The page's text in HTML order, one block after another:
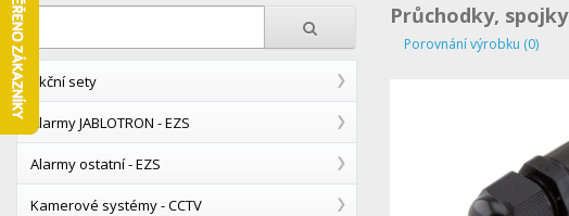
Akční sety
Alarmy JABLOTRON - EZS
Alarmy ostatní - EZS
Kamerové systémy - CCTV
Průchodky, spojky
Porovnání výrobku (0)